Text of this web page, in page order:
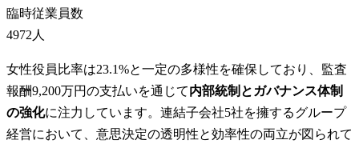
臨時従業員数
4972 人
女性役員比率は23.1%と一定の多様性を確保しており、監査
報酬9,200万円の支払いを通じて内部統制とガバナンス体制
の強化に注力しています。連結子会社5社を擁するグループ
経営において、意思決定の透明性と効率性の両立が図られて